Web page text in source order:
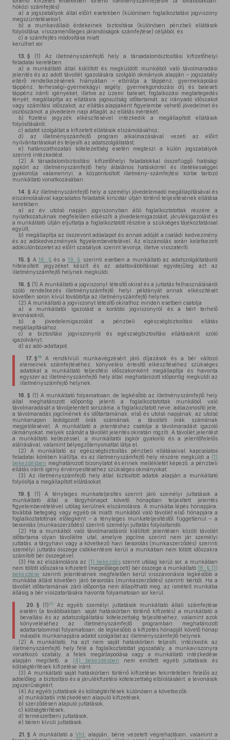
hóközi számfejtés)
a) a jogszabályok által előírt esetekben (különösen foglalkoztatási jogviszony
megszüntetésekor),
b) a munkavállaló érdekeinek biztosítása (különösen pénzbeli ellátások
folyósítása, visszamenőleges járandóságok számfejtése) céljából, és
c) a számfejtés módosítása miatt
kerülhet sor.
13. § (1)
Az illetményszámfejtő hely a társadalombiztosítási kifizetőhelyi
feladatai keretében
a) a munkáltató által kiállított és megküldött munkából való távolmaradási
jelentés és az adott távollét igazolására szolgáló okmányok alapján – jogszabály
eltérő rendelkezésének hiányában – elbírálja a táppénz, gyermekápolási
táppénz, terhességi-gyermekágyi segély, gyermekgondozási díj és baleseti
táppénz iránti igényeket, illetve az üzemi baleset, foglalkozási megbetegedés
tényét, megállapítja az ellátásra jogosultság időtartamát, az irányadó időszakot
vagy számítási időszakot, az ellátás alapjaként figyelembe vehető jövedelmet és
osztószámot, a jövedelem napi átlagát, az ellátás mértékét;
b) fizetési jegyzék elkészítésével intézkedik a megállapított ellátások
folyósításáról;
c) adatot szolgáltat a kifizetett ellátások elszámolásához;
d) az illetményszámfejtő program alkalmazásával vezeti az előírt
nyilvántartásokat és teljesíti az adatszolgáltatást;
e) határozathozatali kötelezettség esetén megteszi a külön jogszabályok
szerinti intézkedést.
(2) A társadalombiztosítási kifizetőhelyi feladatokkal összefüggő hatósági
jogkört az illetményszámfejtő hely általános hatáskörrel és illetékességgel
gyakorolja valamennyi, a központosított illetmény-számfejtési körbe tartozó
munkáltató vonatkozásában.
14. § Az illetményszámfejtő hely a személyi jövedelemadó megállapításával és
elszámolásával kapcsolatos feladatok kincstár útján történő teljesítésének ellátása
keretében:
a) az év utolsó napján jogviszonyban álló foglalkoztatottak részére a
nyilatkozatuknak megfelelően elkészíti a jövedelemigazolást, járulékigazolást és
a munkáltató útján eljuttatja a foglalkoztatott részére a szükséges tájékoztatással
együtt,
b) megállapítja az összevont adóalapot és annak adóját a családi kedvezmény
és az adókedvezmények figyelembevételével. Az elszámolás során keletkezett
adókülönbözetet az előírt szabályok szerint levonja, illetve visszatéríti.
15. § A16. § és a 19. § szerinti esetben a munkáltató az adatszolgáltatásról
hitelesített jegyzéket készít és az adattovábbítással egyidejűleg azt az
illetményszámfejtő helynek megküldi.
16. § (1) A munkáltató a jogviszonyt létesítő okirat és a juttatás felhasználásáról
szóló rendelkezés illetményszámfejtő helyi példányát annak elkészítését
követően soron kívül továbbítja az illetményszámfejtő helynek.
(2) A munkáltató a jogviszonyt létesítő okirathoz minden esetben csatolja
a) a munkáltatói igazolást a korábbi jogviszonyról és a bért terhelő
levonásokról,
b) a jövedelemigazolást a pénzbeli egészségbiztosítási ellátás
megállapításához,
c) a biztosítási jogviszonyról és egészségbiztosítási ellátásokról szóló
igazolványt,
d) az adó-adatlapot.
17. § 19
A rendkívüli munkavégzésért járó díjazások és a bér változó
elemeinek számfejtéséhez, könyvelési értesítő elkészítéséhez szükséges
adatokat a munkáltató teljesítési időszakonként megállapítja és havonta
egyszer az illetményszámfejtő hely által meghatározott időpontig megküldi az
illetményszámfejtő helynek.
18. § (1) A munkáltató folyamatosan, de legkésőbb az illetményszámfejtő hely
által meghatározott időpontig jelenti a foglalkoztatottak munkából való
távolmaradását a távoljelentett sorszáma, a foglalkoztatott neve, adóazonosító jele,
a távolmaradás jogcímének és időtartamának, első és utolsó napjának, az utolsó
munkanapon ledolgozott órák számának, a távolléti órák számának
megjelölésével. A munkáltató a jelentéshez csatolja a távolmaradást igazoló
okmányokat, melyek számát a távollét jelentés okiratán rögzíti. A távollét jelentést
a munkáltató keltezéssel, a munkáltatói jogkör gyakorló és a jelentőfelelős
aláírásával, valamint bélyegzőlenyomattal látja el.
(2) A munkáltató az egészségbiztosítás pénzbeli ellátásaival kapcsolatos
feladatai körében kiállítja, és az illetményszámfejtő hely részére megküldi a (1)
bekezdésben meghatározott bizonylatot és ennek mellékletét képező, a pénzbeli
ellátás iránti igény érvényesítéséhez szükséges okmányokat.
(3) Az illetményszámfejtő hely által biztosított adatok alapján a munkáltató
folyósítja a megállapított ellátásokat.
19. § (1) A tényleges munkateljesítés szerint járó személyi juttatások a
munkáltató által a tárgyhónapot követő hónapban teljesített jelentés
figyelembevételével utólag kerülnek elszámolásra. A munkába lépés hónapjára,
továbbá betegség vagy egyéb ok miatti munkából való távollét első hónapjára a
foglalkoztatottnak előlegként – a tényleges munkateljesítéstől függetlenül – a
besorolás (munkaszerződés) szerinti személyi juttatás folyósítandó.
(2) Ha a munkából való távolmaradásról kiállított jelentésen közölt távollét
időtartama olyan távollétre utal, amelyre jogcíme szerint nem jár személyi
juttatás, a tárgyhavi vagy a következő havi besorolás (munkaszerződés) szerinti
személyi juttatás összege csökkentésre kerül a munkában nem töltött időszakra
számított bér összegével.
(3) Ha az elszámolásra az (1) bekezdésszerint utólag kerül sor, a munkában
nem töltött időszakra kifizetett (megelőlegezett) bér összege a munkáltató 18. § (1)
bekezdése szerinti jelentésének megfelelően kerül visszavonásra legkésőbb a
munkába állást követően járó besorolás (munkaszerződés) szerinti bérből. Ha a
távollét időtartamának záró időpontja nem állapítható meg, az ismételt munkába
állásig a bér visszatartására havonta folyamatosan sor kerül.
20. § (1) 20
Az egyéb személyi juttatások munkáltató általi számfejtése
esetén (a továbbiakban: saját hatáskörben történő kifizetés) a munkáltató a
bevallási és az adatszolgáltatási kötelezettség teljesítéséhez, valamint azok
könyveléséhez az illetményszámfejtő programban meghatározott
adattartalommal folyamatosan, de legkésőbb a kifizetés hónapját követő hónap
második munkanapjára adatot szolgáltat az illetményszámfejtő helynek.
(2) A munkáltató, ha azt nem saját hatáskörben teljesíti, intézkedik az
illetményszámfejtő hely felé a foglalkoztatottat jogszabály, a munkaviszonyra
vonatkozó szabály, a felek megállapodása vagy a munkáltató intézkedése
alapján megillető, a
(4) bekezdésben nem említett egyéb juttatások és
költségtérítések kifizetése iránt.
(3) A munkáltató saját hatáskörben történő kifizetései tekintetében felelős az
adóelőleg, a biztosítási és a járulékfizetési kötelezettség elbírálásáért, a levonások
jogszerűségéért.
(4) Az egyéb juttatások és költségtérítések különösen a következők:
a) munkáltatói intézkedésen alapuló kifizetések,
b) szerződésen alapuló juttatások,
c) költségtérítések,
d) természetbeni juttatások,
e) béren kívüli juttatások.
21. § A munkáltató a Vht.
alapján, bérre vezetett végrehajtáson, valamint a